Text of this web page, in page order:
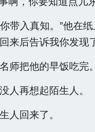
带入真知。”他在
来后告诉我你发现
师把他的早饭吃完。
人再想起陌生人。
人回来了。